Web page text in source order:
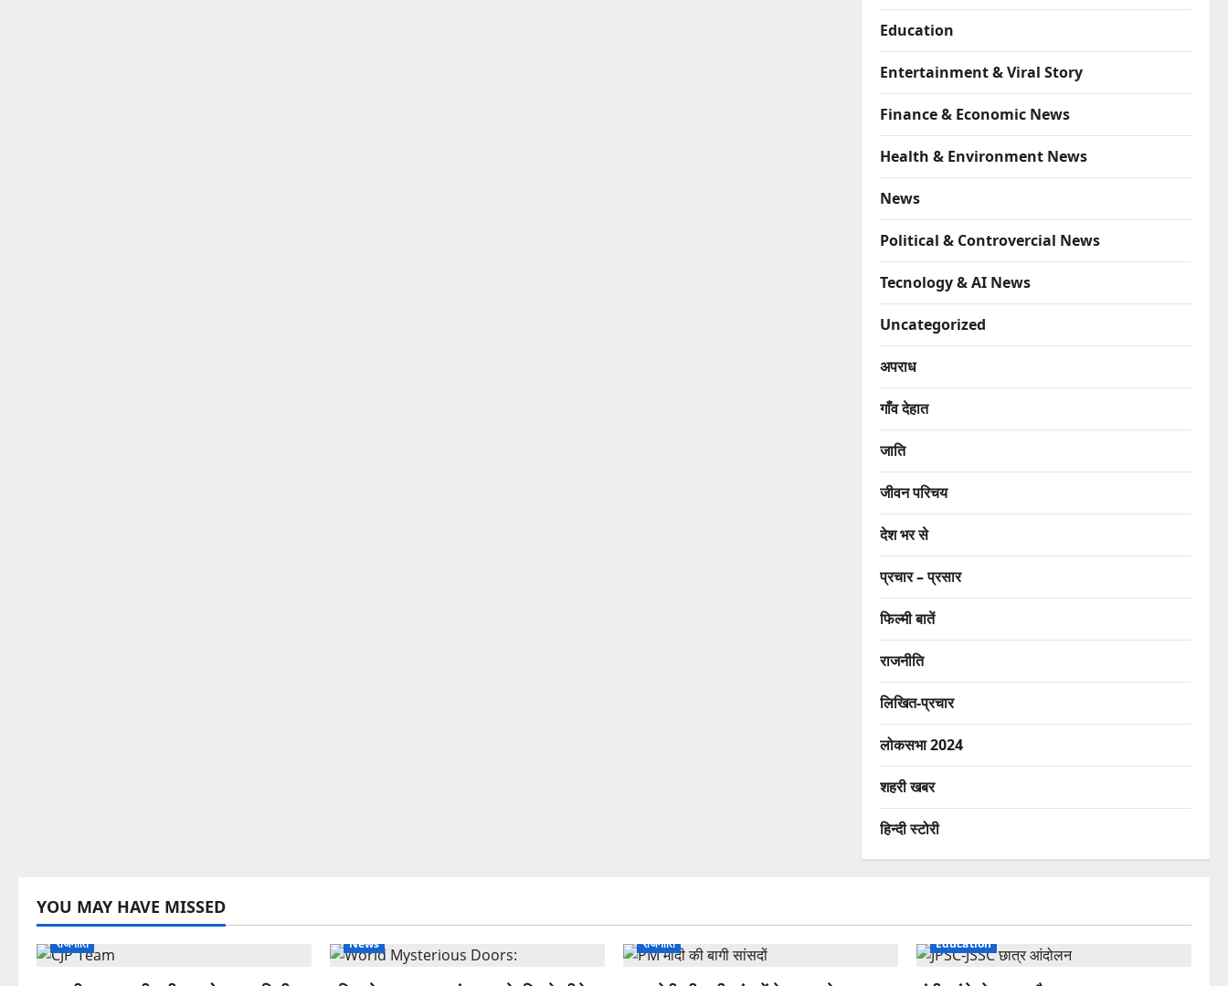
Education
Entertainment & Viral Story
Finance & Economic News
Health & Environment News
News
Political & Controvercial News
Tecnology & AI News
Uncategorized
अपराध
गाँव देहात
जाति
जीवन परिचय
देश भर से
प्रचार – प्रसार
फिल्मी बातें
राजनीति
लिखित-प्रचार
लोकसभा 2024
शहरी खबर
हिन्दी स्टोरी
YOU MAY HAVE MISSED
राजनीति News राजनीति Education